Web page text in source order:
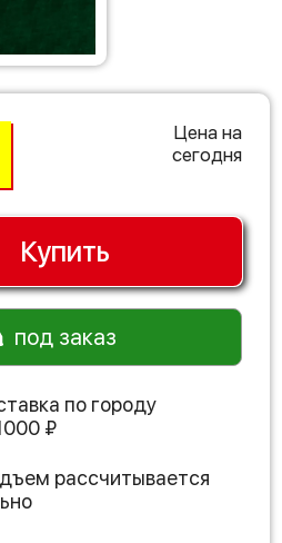
Цена на
сегодня
Купить
под заказ
по городу
₽
рассчитывается